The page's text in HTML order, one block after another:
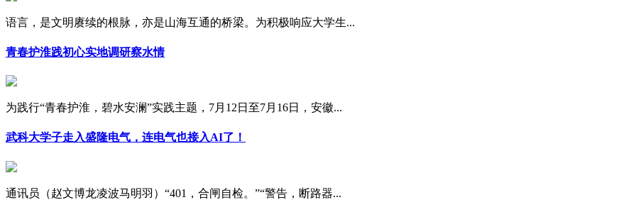
语言，是文明赓续的根脉，亦是山海互通的桥梁。为积极响应大学生...
青春护淮践初心实地调研察水情
为践行“青春护淮，碧水安澜”实践主题，7月12日至7月16日，安徽...
武科大学子走入盛隆电气，连电气也接入AI了！
通讯员（赵文博龙凌波马明羽）“401，合闸自检。”“警告，断路器...